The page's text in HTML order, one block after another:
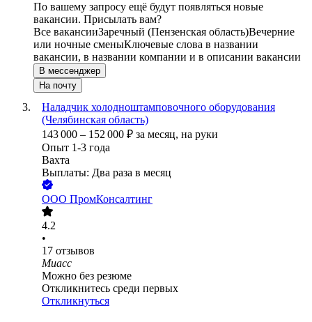
По вашему запросу ещё будут появляться новые
вакансии. Присылать вам?
Все вакансииЗаречный (Пензенская область)Вечерние
или ночные сменыКлючевые слова в названии
вакансии, в названии компании и в описании вакансии
В мессенджер
На почту
Наладчик холодноштамповочного оборудования
(Челябинская область)
143 000 – 152 000 ₽ за месяц, на руки
Опыт 1-3 года
Вахта
Выплаты: Два раза в месяц
ООО ПромКонсалтинг
4.2
•
17 отзывов
Миасс
Можно без резюме
Откликнитесь среди первых
Откликнуться